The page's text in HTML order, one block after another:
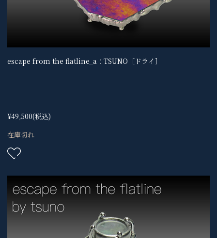
escape from the flatline_a：TSUNO［ドライ］
¥49,500(税込)
在庫切れ